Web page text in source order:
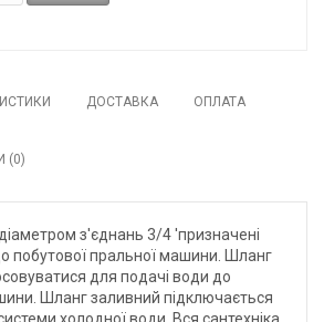
ДОСТАВКА ОПЛАТА
(0)
з'єднань 3/4 'призначені
побутової пральної машини. Шланг
для подачі води до
Шланг заливний підключається
холодної води. Вся сантехніка